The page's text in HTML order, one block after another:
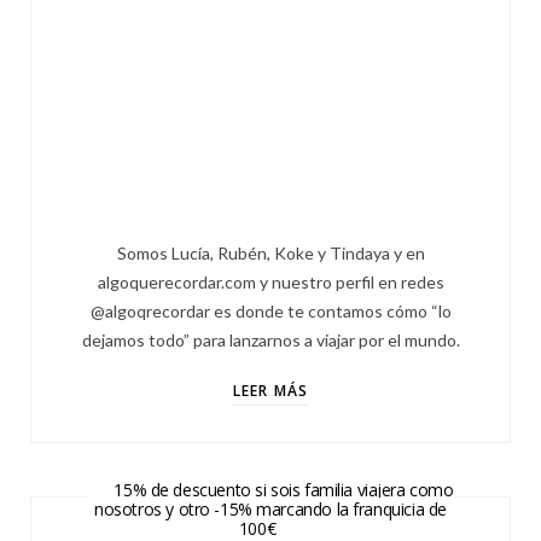
Somos Lucía, Rubén, Koke y Tindaya y en
algoquerecordar.com y nuestro perfil en redes
@algoqrecordar es donde te contamos cómo “lo
dejamos todo” para lanzarnos a viajar por el mundo.
LEER MÁS
15% de descuento si sois familia viajera como
nosotros y otro -15% marcando la franquicia de
100€